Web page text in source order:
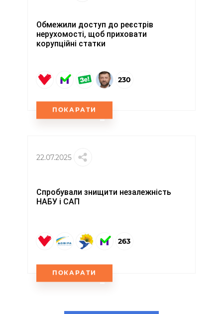
Обмежили доступ до реєстрів
нерухомості, щоб приховати
корупційні статки
230
ПОКАРАТИ
22.07.2025
Спробували знищити незалежність
НАБУ і САП
263
ПОКАРАТИ